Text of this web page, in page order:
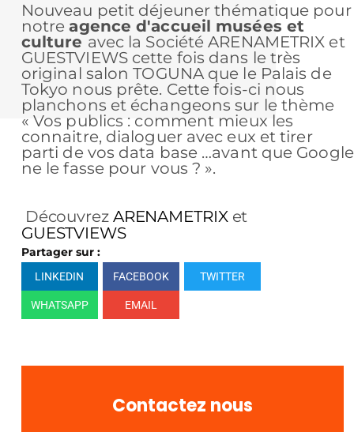
Nouveau petit déjeuner thématique pour
notreagence d'accueil musées et
culture avec la Société ARENAMETRIX et
GUESTVIEWS cette fois dans le très
original salon TOGUNA que le Palais de
Tokyo nous prête. Cette fois-ci nous
planchons et échangeons sur le thème
« Vos publics : comment mieux les
connaitre, dialoguer avec eux et tirer
parti de vos data base …avant que Google
ne le fasse pour vous ? ».
Découvrez ARENAMETRIXet
GUESTVIEWS
Partager sur :
LINKEDIN FACEBOOK TWITTER
WHATSAPP EMAIL
Contactez nous